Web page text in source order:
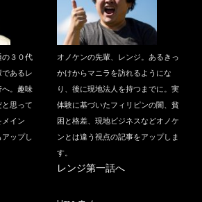
の３０代
あるレ
へ。趣味
思って
イン
ップし
オノケンの先輩、レンジ。あるきっ
かけからマニラを訪れるようにな
り、後に現地法人を持つまでに。実
体験に基づいたフィリピンの闇、貧
困と格差、現地ビジネスなどオノケ
ンとは違う視点の記事をアップしま
す。
レンジ第一話へ